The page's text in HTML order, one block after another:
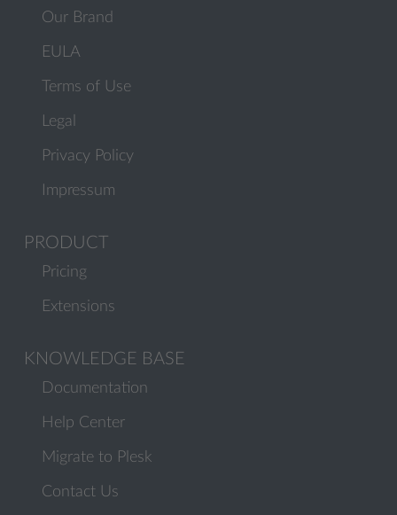
Our Brand
EULA
Terms of Use
Legal
Privacy Policy
Impressum
PRODUCT
Pricing
Extensions
KNOWLEDGE BASE
Documentation
Help Center
Migrate to Plesk
Contact Us